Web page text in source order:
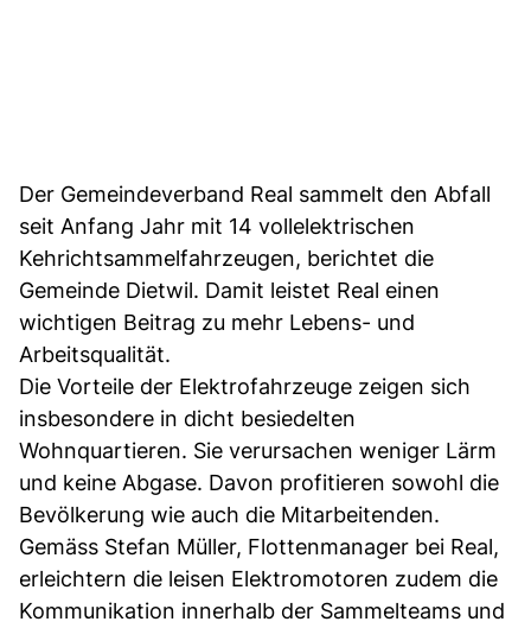
Der Gemeindeverband Real sammelt den Abfall
seit Anfang Jahr mit 14 vollelektrischen
Kehrichtsammelfahrzeugen, berichtet die
Gemeinde Dietwil. Damit leistet Real einen
wichtigen Beitrag zu mehr Lebens- und
Arbeitsqualität.
Die Vorteile der Elektrofahrzeuge zeigen sich
insbesondere in dicht besiedelten
Wohnquartieren. Sie verursachen weniger Lärm
und keine Abgase. Davon profitieren sowohl die
Bevölkerung wie auch die Mitarbeitenden.
Gemäss Stefan Müller, Flottenmanager bei Real,
erleichtern die leisen Elektromotoren zudem die
Kommunikation innerhalb der Sammelteams und